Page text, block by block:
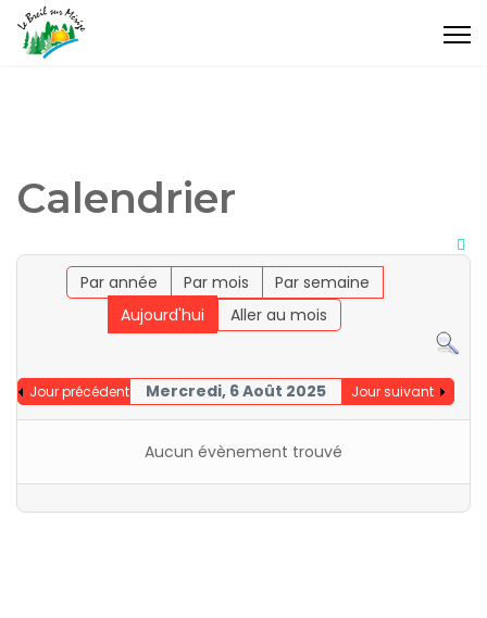
Calendrier
Par année Par mois
Par semaine
Aujourd'hui
Aller au mois
Jour précédent Mercredi, 6 Août 2025 Jour suivant
Aucun évènement trouvé